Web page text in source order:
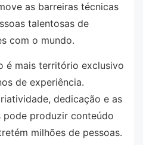
as barreiras técnicas
talentosas de
com o mundo.
é mais território exclusivo
de experiência.
dedicação e as
pode produzir conteúdo
milhões de pessoas.